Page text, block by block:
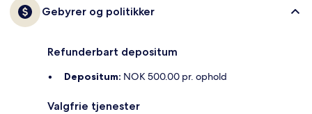
Gebyrer og politikker
Refunderbart depositum
Depositum: NOK 500.00 pr. ophold
Valgfrie tjenester